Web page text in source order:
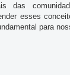
das
esses
para